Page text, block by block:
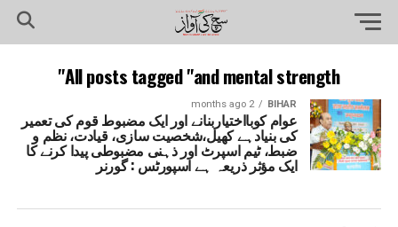
All posts tagged "and mental strength"
BIHAR
2 months ago
عوام کوبااختیاربنانے اور ایک مضبوط قوم کی تعمیر
کی بنیادہے کھیل،شخصیت سازی، قیادت، نظم و
ضبط، ٹیم اسپرٹ اور ذہنی مضبوطی پیدا کرنے کا
ایک مؤثر ذریعہ ہے اسپورٹس : گورنر